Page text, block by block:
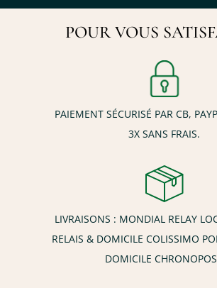
POUR VOUS
PAIEMENT SÉCURISÉ PAR CB,
3X SANS FRAIS.
LIVRAISONS : MONDIAL RELAY
RELAIS & DOMICILE COLISSIMO
DOMICILE